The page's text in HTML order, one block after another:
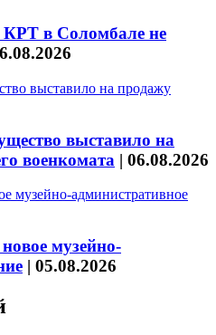
в Соломбале не
выставило на
военкомата | 06.08.2026
музейно-
| 05.08.2026